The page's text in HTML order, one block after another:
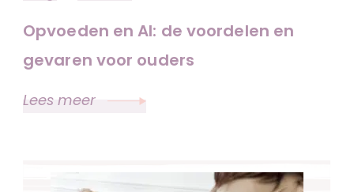
Opvoeden en AI: de voordelen en
gevaren voor ouders
Lees meer